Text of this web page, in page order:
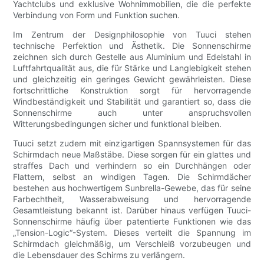
Yachtclubs und exklusive Wohnimmobilien, die die perfekte
Verbindung von Form und Funktion suchen.
Im Zentrum der Designphilosophie von Tuuci stehen
technische Perfektion und Ästhetik. Die Sonnenschirme
zeichnen sich durch Gestelle aus Aluminium und Edelstahl in
Luftfahrtqualität aus, die für Stärke und Langlebigkeit stehen
und gleichzeitig ein geringes Gewicht gewährleisten. Diese
fortschrittliche Konstruktion sorgt für hervorragende
Windbeständigkeit und Stabilität und garantiert so, dass die
Sonnenschirme auch unter anspruchsvollen
Witterungsbedingungen sicher und funktional bleiben.
Tuuci setzt zudem mit einzigartigen Spannsystemen für das
Schirmdach neue Maßstäbe. Diese sorgen für ein glattes und
straffes Dach und verhindern so ein Durchhängen oder
Flattern, selbst an windigen Tagen. Die Schirmdächer
bestehen aus hochwertigem Sunbrella-Gewebe, das für seine
Farbechtheit, Wasserabweisung und hervorragende
Gesamtleistung bekannt ist. Darüber hinaus verfügen Tuuci-
Sonnenschirme häufig über patentierte Funktionen wie das
„Tension-Logic“-System. Dieses verteilt die Spannung im
Schirmdach gleichmäßig, um Verschleiß vorzubeugen und
die Lebensdauer des Schirms zu verlängern.